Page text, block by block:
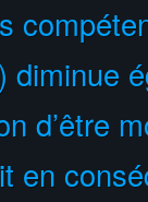
diminue
d’être
en